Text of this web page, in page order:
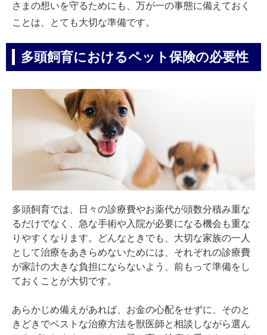
さまの想いを守るためにも、万が一の事態に備えておく
ことは、とても大切な準備です。
多頭飼育におけるペット保険の必要性
多頭飼育では、日々の診療費やお薬代が頭数分積み重な
るだけでなく、急な手術や入院が必要になる機会も重な
りやすくなります。どんなときでも、大切な家族の一人
として治療をあきらめないためには、それぞれの診療費
が家計の大きな負担にならないよう、前もって準備をし
ておくことが大切です。
あらかじめ備えがあれば、お金の心配をせずに、そのと
きどきでベストな治療方法を獣医師と相談しながら選ん